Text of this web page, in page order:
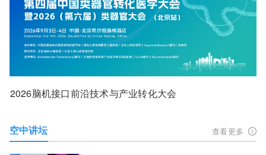
2026脑机接口前沿技术与产业转化大会
空中讲坛 查看更多